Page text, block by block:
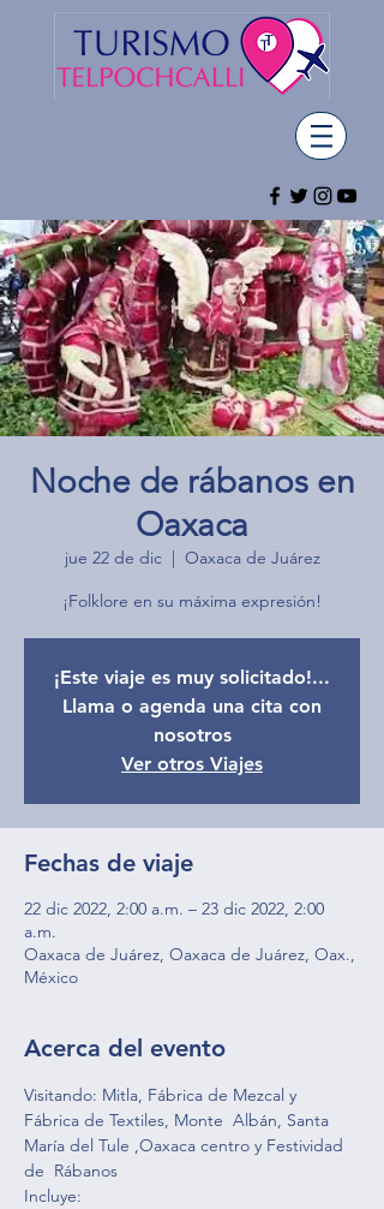
Noche de rábanos en
Oaxaca
jue 22 de dic
  |
Oaxaca de Juárez
¡Este viaje es muy solicitado!...
Llama o agenda una cita con
nosotros
Ver otros Viajes
Fechas de viaje
22 dic 2022, 2:00 a.m. – 23 dic 2022, 2:00
a.m.
Oaxaca de Juárez, Oaxaca de Juárez, Oax.,
México
Acerca del evento
Visitando: Mitla, Fábrica de Mezcal y
Fábrica de Textiles, Monte  Albán, Santa
María del Tule ,Oaxaca centro y Festividad
de  Rábanos
Incluye: